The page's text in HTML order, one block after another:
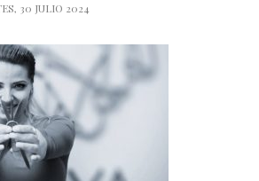
30 JULIO 2024